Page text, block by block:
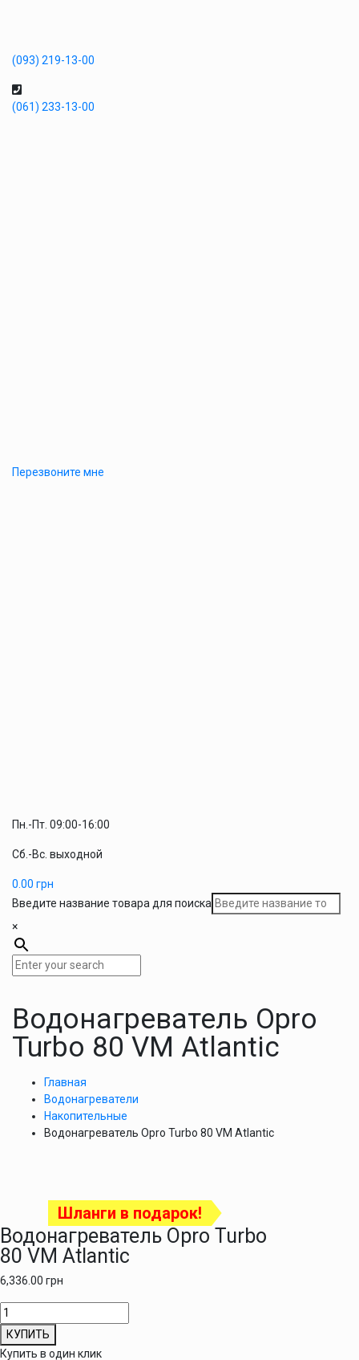
(093) 219-13-00
(061) 233-13-00
Перезвоните мне
Пн.-Пт. 09:00-16:00
Сб.-Вс. выходной
0.00 грн
Введите название товара для поиска
×
Водонагреватель Opro
Turbo 80 VM Atlantic
Главная
Водонагреватели
Накопительные
Водонагреватель Opro Turbo 80 VM Atlantic
Шланги в подарок!
Водонагреватель Opro Turbo
80 VM Atlantic
6,336.00 грн
Количество
товара
Водонагреватель
КУПИТЬ
Купить в один клик